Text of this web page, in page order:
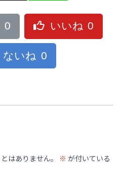
0 いいね 0
ないね 0
はありません。 ※ が付いている